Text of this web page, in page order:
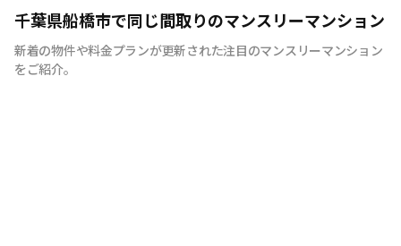
快適で安心な住まいをご提供。入居者様の住み心地と健康
を考え、専門部隊がお部屋を厳選！入居者満足度97％！
千葉県船橋市で同じ間取りのマンスリーマンション
新着の物件や料金プランが更新された注目のマンスリーマンション
をご紹介。